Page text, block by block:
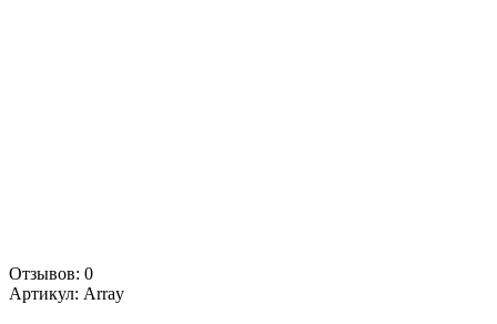
Отзывов: 0
Артикул: Array